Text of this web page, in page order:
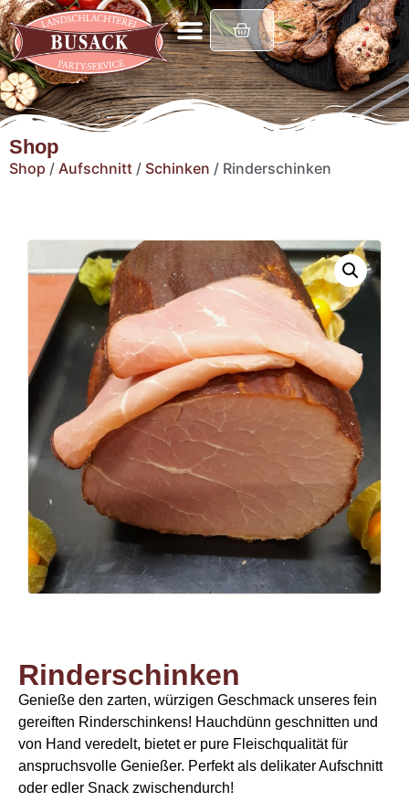
Shop
Shop / Aufschnitt / Schinken / Rinderschinken
Rinderschinken
Genieße den zarten, würzigen Geschmack unseres fein
gereiften Rinderschinkens! Hauchdünn geschnitten und
von Hand veredelt, bietet er pure Fleischqualität für
anspruchsvolle Genießer. Perfekt als delikater Aufschnitt
oder edler Snack zwischendurch!